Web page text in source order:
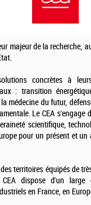
majeur de la recherche,
concrètes à
: transition
médecine du futur,
Le CEA s'engage
scientifique,
pour un présent et
territoires équipés de
dispose d'un large
en France, en